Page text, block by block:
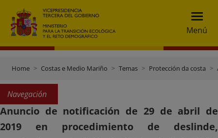
Menú
Home Costas e Medio Mariño Temas Protección da costa
Navegación
Anuncio de notificación de 29 de abril de
2019 en procedimiento de deslinde,